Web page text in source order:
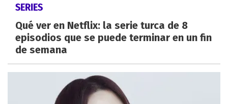
SERIES
Qué ver en Netflix: la serie turca de 8
episodios que se puede terminar en un fin
de semana